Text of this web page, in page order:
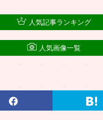
人気記事ランキング
人気画像一覧